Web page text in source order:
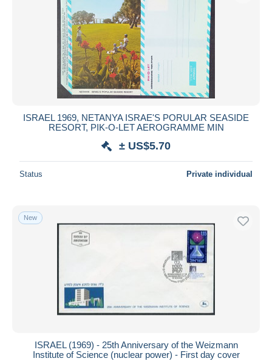
ISRAEL 1969, NETANYA ISRAE'S PORULAR SEASIDE
RESORT, PIK-O-LET AEROGRAMME MIN
± US$5.70
Status Private individual
New
ISRAEL (1969) - 25th Anniversary of the Weizmann
Institute of Science (nuclear power) - First day cover